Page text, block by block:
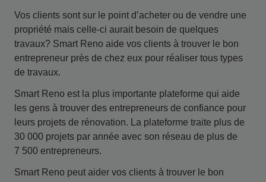
Vos clients sont sur le point d’acheter ou de vendre une
propriété mais celle-ci aurait besoin de quelques
travaux? Smart Reno aide vos clients à trouver le bon
entrepreneur près de chez eux pour réaliser tous types
de travaux.
Smart Reno est la plus importante plateforme qui aide
les gens à trouver des entrepreneurs de confiance pour
leurs projets de rénovation. La plateforme traite plus de
30 000 projets par année avec son réseau de plus de
7 500 entrepreneurs.
Smart Reno peut aider vos clients à trouver le bon